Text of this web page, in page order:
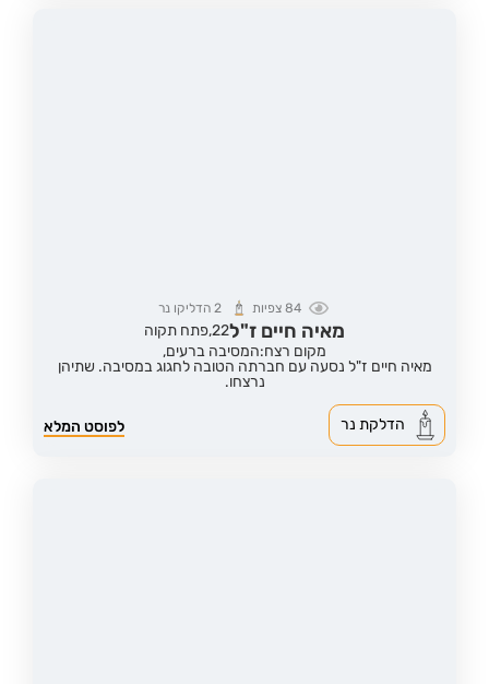
84 צפיות 2 הדליקו נר
מאיה חיים ז"ל22,פתח תקוה
מקום רצח:המסיבה ברעים,
מאיה חיים ז"ל נסעה עם חברתה הטובה לחגוג במסיבה. שתיהן
נרצחו.
לפוסט המלא הדלקת נר